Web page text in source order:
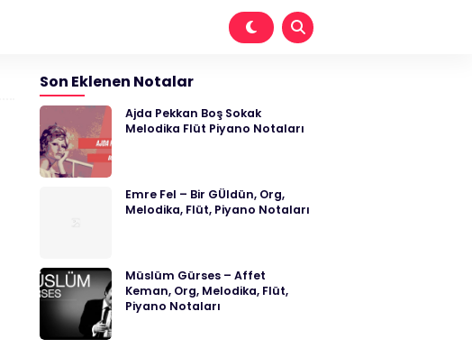
Son Eklenen Notalar
Ajda Pekkan Boş Sokak
Melodika Flüt Piyano Notaları
Emre Fel – Bir GÜldün, Org,
Melodika, Flüt, Piyano Notaları
Müslüm Gürses – Affet
Keman, Org, Melodika, Flüt,
Piyano Notaları